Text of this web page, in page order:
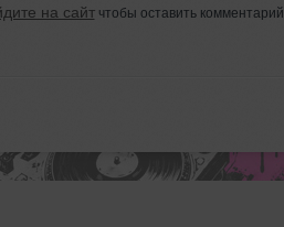
на сайтчтобы оставить комментарий